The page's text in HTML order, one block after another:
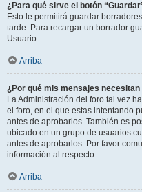
¿Para qué sirve el botón
Esto le permitirá guardar
tarde. Para recargar un borrador
Usuario.
Arriba
¿Por qué mis mensajes
La Administración del foro tal vez
el foro, en el que estas intentando
antes de aprobarlos. También es
ubicado en un grupo de usuarios
antes de aprobarlos. Por favor
información al respecto.
Arriba